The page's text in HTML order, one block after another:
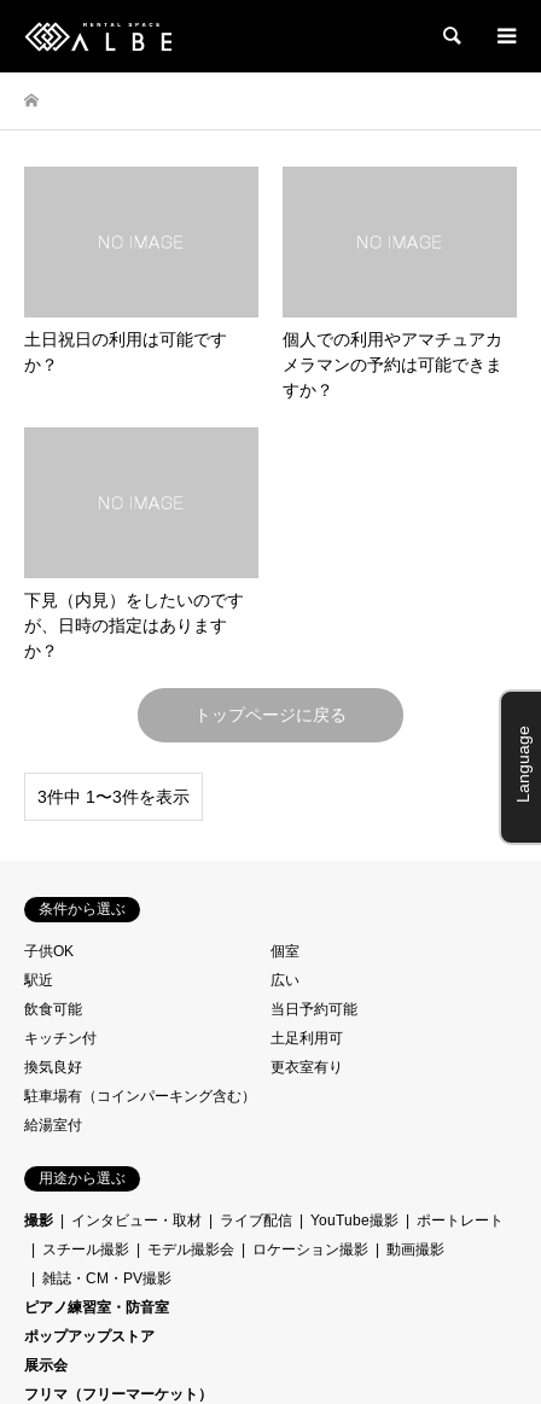
検索
土日祝日の利用は可能です
か？
個人での利用やアマチュアカ
メラマンの予約は可能できま
すか？
下見（内見）をしたいのです
が、日時の指定はあります
か？
トップページに戻る
3件中 1〜3件を表示
条件から選ぶ
子供OK
個室
駅近
広い
飲食可能
当日予約可能
キッチン付
土足利用可
換気良好
更衣室有り
駐車場有（コインパーキング含む）
給湯室付
用途から選ぶ
撮影 インタビュー・取材 ライブ配信 YouTube撮影
ポートレート
スチール撮影
モデル撮影会 ロケーション撮影
動画撮影
雑誌・CM・PV撮影
ピアノ練習室・防音室
ポップアップストア
展示会
フリマ（フリーマーケット）
Language